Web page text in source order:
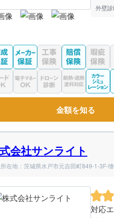
外壁
金額を知る
会社サンライト
在地：茨城県水戸市元吉田町849-1-3F-f
対応